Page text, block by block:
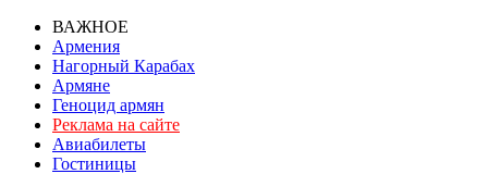
ВАЖНОЕ
Армения
Нагорный Карабах
Армяне
Геноцид армян
Реклама на сайте
Авиабилеты
Гостиницы